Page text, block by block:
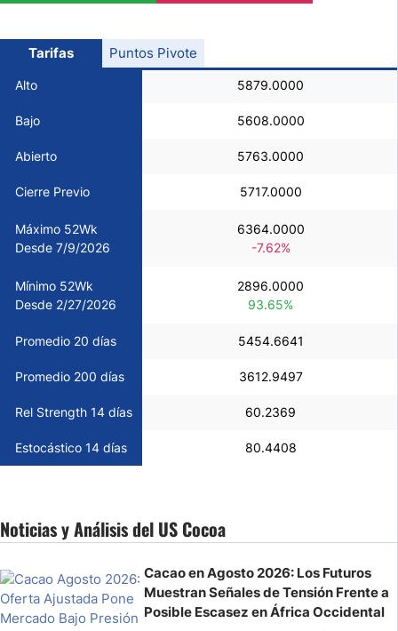
Materias Primas
Tarifas
Alto 5879.0000
Bajo 5608.0000
Abierto 5763.0000
Cierre Previo 5717.0000
Máximo 52Wk
Desde 7/9/2026
6364.0000
-7.62%
Mínimo 52Wk
Desde 2/27/2026
2896.0000
93.65%
Promedio 20 días 5454.6641
Promedio 200 días 3612.9497
Rel Strength 14 días 60.2369
Estocástico 14 días 80.4408
Puntos Pivote
Noticias y Análisis del US Cocoa
Cacao en Agosto 2026: Los Futuros
Muestran Señales de Tensión Frente a
Posible Escasez en África Occidental